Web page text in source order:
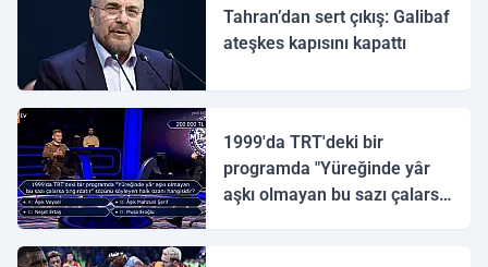
Tahran’dan sert çıkış: Galibaf
ateşkes kapısını kapattı
1999'da TRT'deki bir
programda "Yüreğinde yâr
aşkı olmayan bu sazı çalarsa